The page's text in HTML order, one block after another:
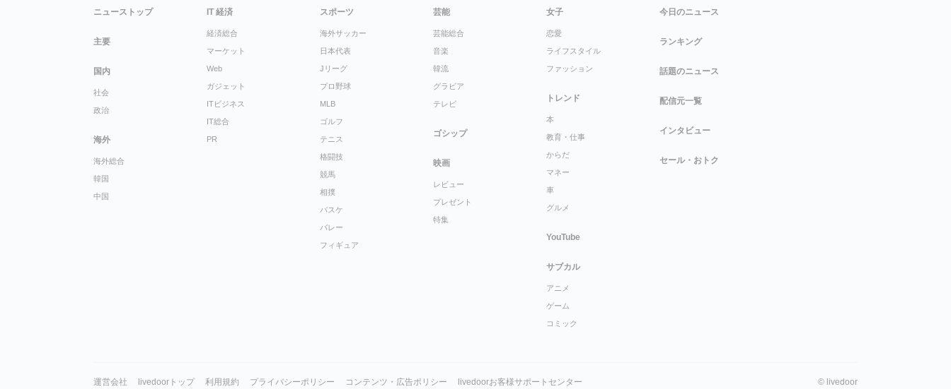
ニューストップ
主要
国内
社会
政治
海外
海外総合
韓国
中国
IT 経済
経済総合
マーケット
Web
ガジェット
ITビジネス
IT総合
PR
スポーツ
海外サッカー
日本代表
Jリーグ
プロ野球
MLB
ゴルフ
テニス
格闘技
競馬
相撲
バスケ
バレー
フィギュア
芸能
芸能総合
音楽
韓流
グラビア
テレビ
ゴシップ
映画
レビュー
プレゼント
特集
女子
恋愛
ライフスタイル
ファッション
トレンド
本
教育・仕事
からだ
マネー
車
グルメ
YouTube
サブカル
アニメ
ゲーム
コミック
今日のニュース
ランキング
話題のニュース
配信元一覧
インタビュー
セール・おトク
運営会社 livedoorトップ 利用規約 プライバシーポリシー コンテンツ・広告ポリシー livedoorお客様サポートセンター © livedoor